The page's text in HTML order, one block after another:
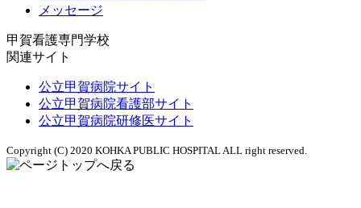
メッセージ
甲賀看護専門学校
関連サイト
公立甲賀病院サイト
公立甲賀病院看護部サイト
公立甲賀病院研修医サイト
Copyright (C) 2020 KOHKA PUBLIC HOSPITAL ALL right reserved.